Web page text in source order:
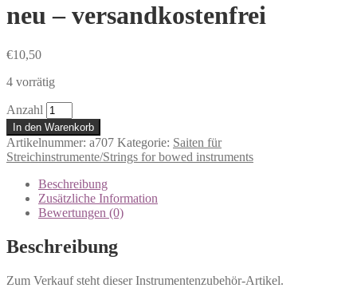
neu – versandkostenfrei
€10,50
4 vorrätig
Anzahl
In den Warenkorb
Artikelnummer: a707 Kategorie: Saiten für
Streichinstrumente/Strings for bowed instruments
Beschreibung
Zusätzliche Information
Bewertungen (0)
Beschreibung
Zum Verkauf steht dieser Instrumentenzubehör-Artikel.